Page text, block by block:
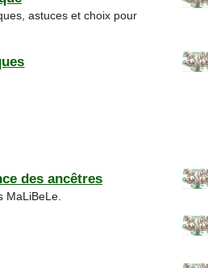
astuces et choix pour
des ancêtres
MaLiBeLe.